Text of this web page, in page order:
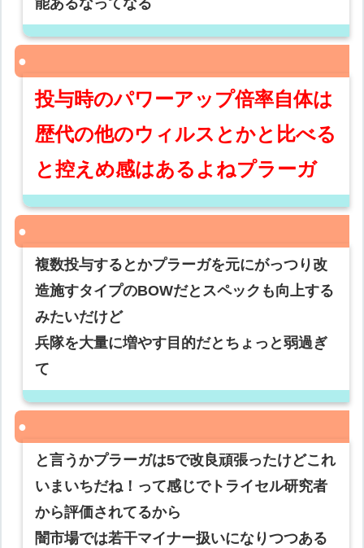
能あるなってなる
投与時のパワーアップ倍率自体は
歴代の他のウィルスとかと比べる
と控えめ感はあるよねプラーガ
複数投与するとかプラーガを元にがっつり改
造施すタイプのBOWだとスペックも向上する
みたいだけど
兵隊を大量に増やす目的だとちょっと弱過ぎ
て
と言うかプラーガは5で改良頑張ったけどこれ
いまいちだね！って感じでトライセル研究者
から評価されてるから
闇市場では若干マイナー扱いになりつつある